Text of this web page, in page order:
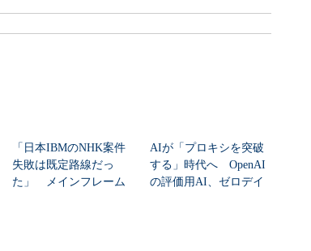
「日本IBMのNHK案件
失敗は既定路線だっ
た」 メインフレーム
AIが「プロキシを突破
する」時代へ OpenAI
の評価用AI、ゼロデイ